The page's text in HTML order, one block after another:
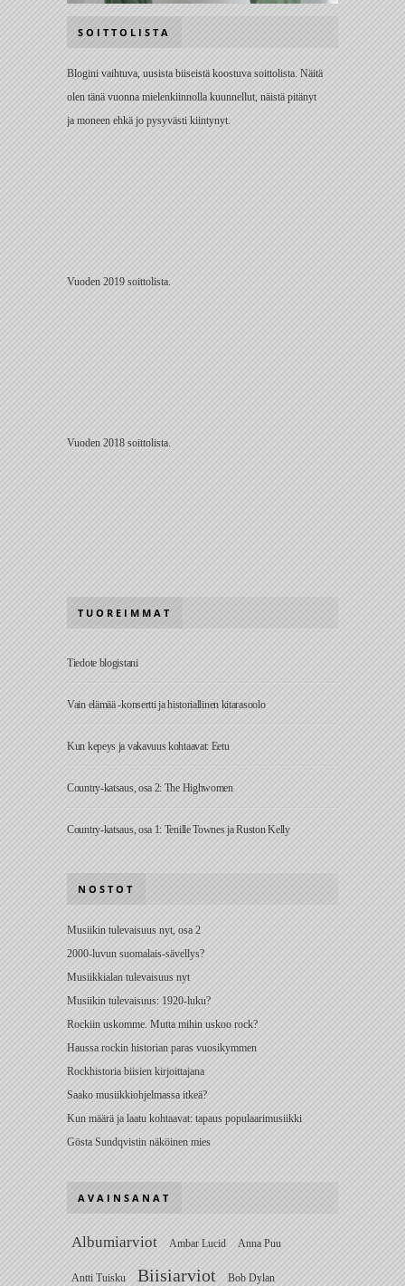
SOITTOLISTA
Blogini vaihtuva, uusista biiseistä koostuva soittolista. Näitä
olen tänä vuonna mielenkiinnolla kuunnellut, näistä pitänyt
ja moneen ehkä jo pysyvästi kiintynyt.
Vuoden 2019 soittolista.
Vuoden 2018 soittolista.
TUOREIMMAT
Tiedote blogistani
Vain elämää -konsertti ja historiallinen kitarasoolo
Kun kepeys ja vakavuus kohtaavat: Eetu
Country-katsaus, osa 2: The Highwomen
Country-katsaus, osa 1: Tenille Townes ja Ruston Kelly
NOSTOT
Musiikin tulevaisuus nyt, osa 2
2000-luvun suomalais-sävellys?
Musiikkialan tulevaisuus nyt
Musiikin tulevaisuus: 1920-luku?
Rockiin uskomme. Mutta mihin uskoo rock?
Haussa rockin historian paras vuosikymmen
Rockhistoria biisien kirjoittajana
Saako musiikkiohjelmassa itkeä?
Kun määrä ja laatu kohtaavat: tapaus populaarimusiikki
Gösta Sundqvistin näköinen mies
AVAINSANAT
Albumiarviot Ambar Lucid Anna Puu
Antti Tuisku Biisiarviot Bob Dylan